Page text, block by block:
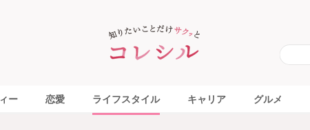
ー 恋愛 ライフスタイル キャリア グルメ